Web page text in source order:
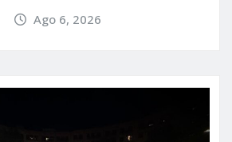
Ago 6, 2026